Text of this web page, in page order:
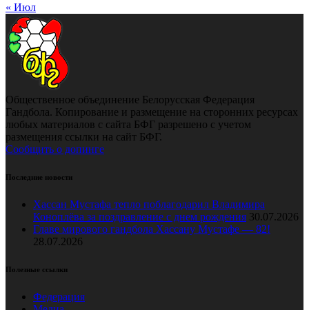
« Июл
Общественное объединение Белорусская Федерация
Гандбола. Копирование и размещение на сторонних ресурсах
любых материалов с сайта БФГ разрешено с учетом
размещения ссылки на сайт БФГ.
Сообщить о допинге
Последние новости
Хассан Мустафа тепло поблагодарил Владимира
Коноплёва за поздравление с днем рождения 30.07.2026
Главе мирового гандбола Хассану Мустафе — 82!
28.07.2026
Полезные ссылки
Федерация